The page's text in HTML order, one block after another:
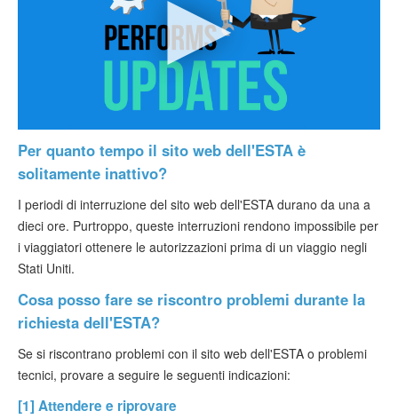
Per quanto tempo il sito web dell'ESTA è
solitamente inattivo?
I periodi di interruzione del sito web dell'ESTA durano da una a
dieci ore. Purtroppo, queste interruzioni rendono impossibile per
i viaggiatori ottenere le autorizzazioni prima di un viaggio negli
Stati Uniti.
Cosa posso fare se riscontro problemi durante la
richiesta dell'ESTA?
Se si riscontrano problemi con il sito web dell'ESTA o problemi
tecnici, provare a seguire le seguenti indicazioni:
[1] Attendere e riprovare